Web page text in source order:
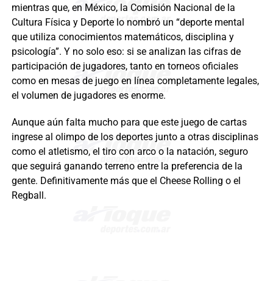
mientras que, en México, la Comisión Nacional de la
Cultura Física y Deporte lo nombró un “deporte mental
que utiliza conocimientos matemáticos, disciplina y
psicología”. Y no solo eso: si se analizan las cifras de
participación de jugadores, tanto en torneos oficiales
como en mesas de juego en línea completamente legales,
el volumen de jugadores es enorme.
Aunque aún falta mucho para que este juego de cartas
ingrese al olimpo de los deportes junto a otras disciplinas
como el atletismo, el tiro con arco o la natación, seguro
que seguirá ganando terreno entre la preferencia de la
gente. Definitivamente más que el Cheese Rolling o el
Regball.